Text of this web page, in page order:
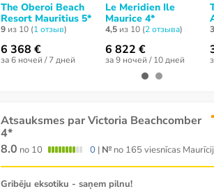
The Oberoi Beach
Resort Mauritius 5*
9 из 10 (1 отзыв)
6 368 €
за 6 ночей / 7 дней
Le Meridien Ile
Maurice 4*
4,5 из 10 (2 отзывa)
6 822 €
за 9 ночей / 10 дней
3
Atsauksmes par Victoria Beachcomber
4*
8.0 no 10 0 | № no 165 viesnīcas
Gribēju eksotiku - saņem pilnu!